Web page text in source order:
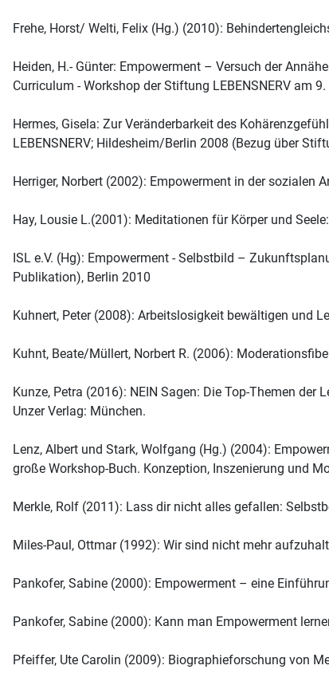
Frehe, Horst/ Welti, Felix (Hg.) (2010):
Heiden, H.- Günter: Empowerment – Versuch der
Curriculum - Workshop der Stiftung LEBENSNERV am
Hermes, Gisela: Zur Veränderbarkeit des
LEBENSNERV; Hildesheim/Berlin 2008 (Bezug über
Herriger, Norbert (2002): Empowerment in der sozialen
Hay, Lousie L.(2001): Meditationen für Körper und
ISL e.V. (Hg): Empowerment - Selbstbild –
Publikation), Berlin 2010
Kuhnert, Peter (2008): Arbeitslosigkeit bewältigen und
Kuhnt, Beate/Müllert, Norbert R. (2006):
Kunze, Petra (2016): NEIN Sagen: Die Top-Themen
Unzer Verlag: München.
Lenz, Albert und Stark, Wolfgang (Hg.) (2004):
große Workshop-Buch. Konzeption, Inszenierung und
Merkle, Rolf (2011): Lass dir nicht alles gefallen:
Miles-Paul, Ottmar (1992): Wir sind nicht mehr
Pankofer, Sabine (2000): Empowerment – eine
Pankofer, Sabine (2000): Kann man Empowerment
Pfeiffer, Ute Carolin (2009): Biographieforschung von